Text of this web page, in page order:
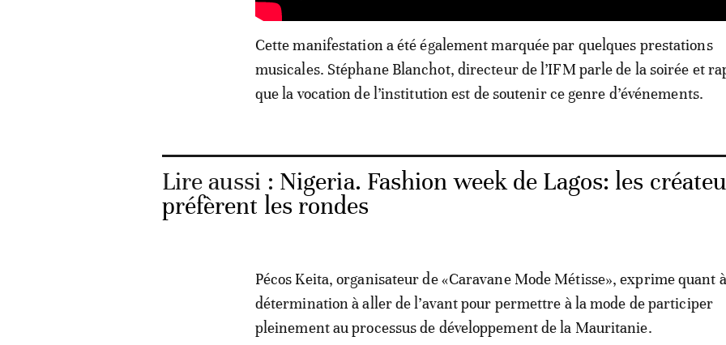
Cette manifestation a été également marquée par quelques prestations
musicales. Stéphane Blanchot, directeur de l’IFM parle de la soirée et
que la vocation de l’institution est de soutenir ce genre d’événements.
Lire aussi : Nigeria. Fashion week de Lagos: les
préfèrent les rondes
Pécos Keita, organisateur de «Caravane Mode Métisse», exprime quant
détermination à aller de l’avant pour permettre à la mode de participer
pleinement au processus de développement de la Mauritanie.